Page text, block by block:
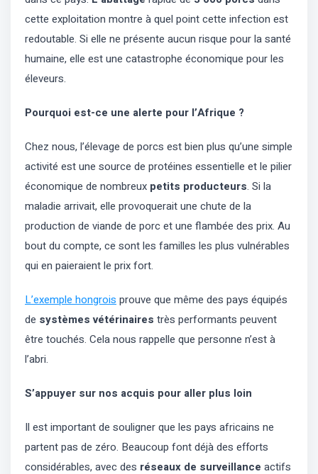
cette exploitation montre à quel point cette infection est
redoutable. Si elle ne présente aucun risque pour la santé
humaine, elle est une catastrophe économique pour les
éleveurs.
Pourquoi est-ce une alerte pour l’Afrique ?
Chez nous, l’élevage de porcs est bien plus qu’une simple
activité est une source de protéines essentielle et le pilier
économique de nombreux petits producteurs. Si la
maladie arrivait, elle provoquerait une chute de la
production de viande de porc et une flambée des prix. Au
bout du compte, ce sont les familles les plus vulnérables
qui en paieraient le prix fort.
L’exemple hongrois prouve que même des pays équipés
de systèmes vétérinaires très performants peuvent
être touchés. Cela nous rappelle que personne n’est à
l’abri.
S’appuyer sur nos acquis pour aller plus loin
Il est important de souligner que les pays africains ne
partent pas de zéro. Beaucoup font déjà des efforts
considérables, avec des réseaux de surveillance actifs